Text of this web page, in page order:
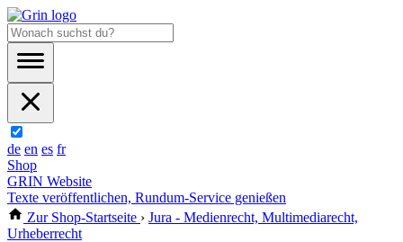
de en es fr
Shop
GRIN Website
Texte veröffentlichen, Rundum-Service genießen
Zur Shop-Startseite › Jura - Medienrecht, Multimediarecht,
Urheberrecht